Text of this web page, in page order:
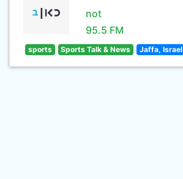
not
95.5 FM
sports Sports Talk & News Jaffa, Israel